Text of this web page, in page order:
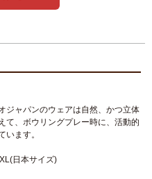
ジャパンのウェアは自然、かつ立体
て、ボウリングプレー時に、活動的
います。
日本サイズ)